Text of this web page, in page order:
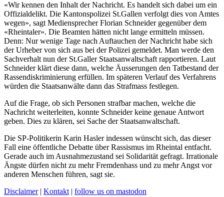
«Wir kennen den Inhalt der Nachricht. Es handelt sich dabei um ein
Offizialdelikt. Die Kantonspolizei St.Gallen verfolgt dies von Amtes
wegen», sagt Mediensprecher Florian Schneider gegenüber dem
«Rheintaler». Die Beamten hätten nicht lange ermitteln müssen.
Denn: Nur wenige Tage nach Auftauchen der Nachricht habe sich
der Urheber von sich aus bei der Polizei gemeldet. Man werde den
Sachverhalt nun der St.Galler Staatsanwaltschaft rapportieren. Laut
Schneider klärt diese dann, welche Äusserungen den Tatbestand der
Rassendiskriminierung erfüllen. Im späteren Verlauf des Verfahrens
würden die Staatsanwälte dann das Strafmass festlegen.
Auf die Frage, ob sich Personen strafbar machen, welche die
Nachricht weiterleiten, konnte Schneider keine genaue Antwort
geben. Dies zu klären, sei Sache der Staatsanwaltschaft.
Die SP-Politikerin Karin Hasler indessen wünscht sich, das dieser
Fall eine öffentliche Debatte über Rassismus im Rheintal entfacht.
Gerade auch im Ausnahmezustand sei Solidarität gefragt. Irrationale
Ängste dürfen nicht zu mehr Fremdenhass und zu mehr Angst vor
anderen Menschen führen, sagt sie.
Disclaimer| Kontakt | follow us on mastodon